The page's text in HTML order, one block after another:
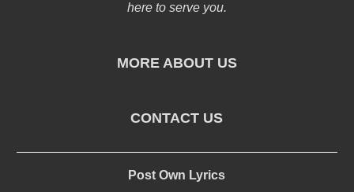
here to serve you.
MORE ABOUT US
CONTACT US
Post Own Lyrics